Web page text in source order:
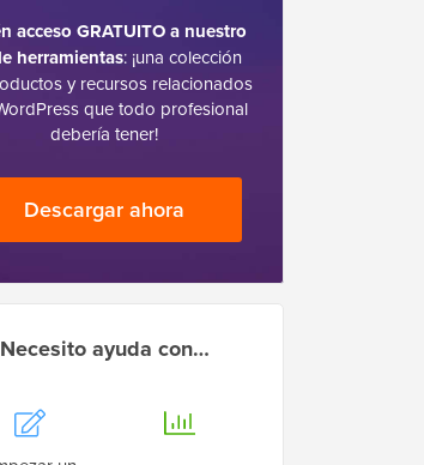
acceso GRATUITO a nuestro
herramientas: ¡una colección
y recursos relacionados
que todo profesional
debería tener!
Descargar ahora
Necesito ayuda con…